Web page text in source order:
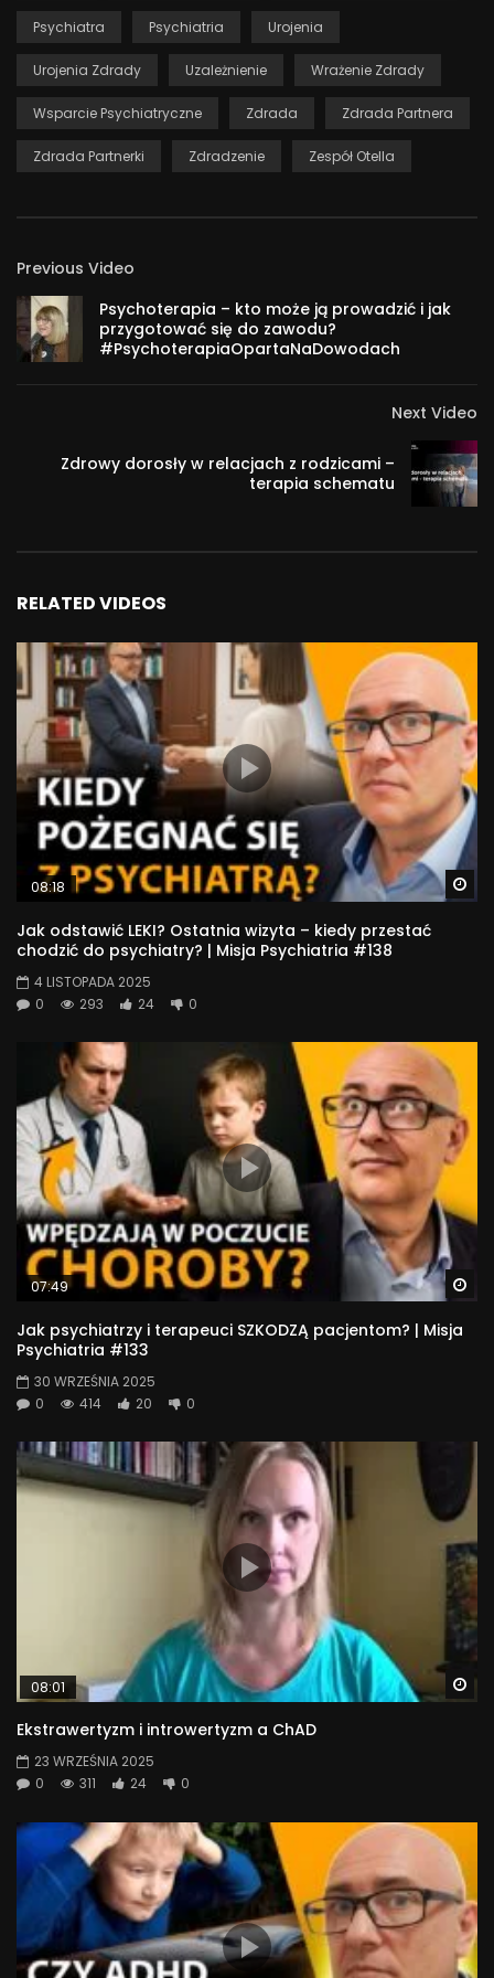
Psychiatra Psychiatria Urojenia
Urojenia Zdrady Uzależnienie Wrażenie Zdrady
Wsparcie Psychiatryczne Zdrada Zdrada Partnera
Zdrada Partnerki Zdradzenie Zespół Otella
Previous Video
Psychoterapia – kto może ją prowadzić i jak
przygotować się do zawodu?
#PsychoterapiaOpartaNaDowodach
Next Video
Zdrowy dorosły w relacjach z rodzicami –
terapia schematu
RELATED VIDEOS
08:18
Jak odstawić LEKI? Ostatnia wizyta – kiedy przestać
chodzić do psychiatry? | Misja Psychiatria #138
4 LISTOPADA 2025
0
293 24 0
07:49
Jak psychiatrzy i terapeuci SZKODZĄ pacjentom? | Misja
Psychiatria #133
30 WRZEŚNIA 2025
0
414 20 0
08:01
Ekstrawertyzm i introwertyzm a ChAD
23 WRZEŚNIA 2025
0
311 24 0